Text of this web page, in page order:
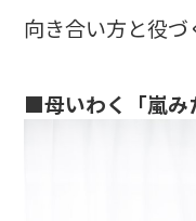
向き合い方と役づ
■母いわく「嵐み